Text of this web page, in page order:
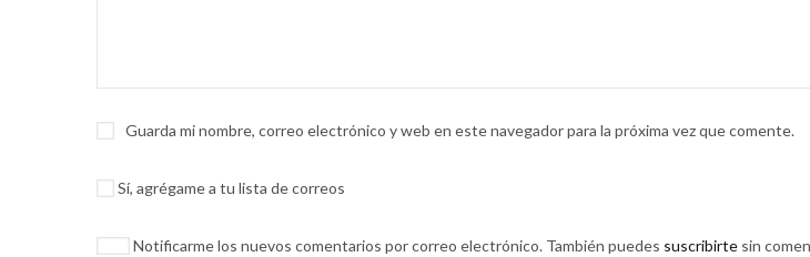
Guarda mi nombre, correo electrónico y web en este navegador para la próxima vez que comente.
Sí, agrégame a tu lista de correos
Notificarme los nuevos comentarios por correo electrónico. También puedes suscribirte sin